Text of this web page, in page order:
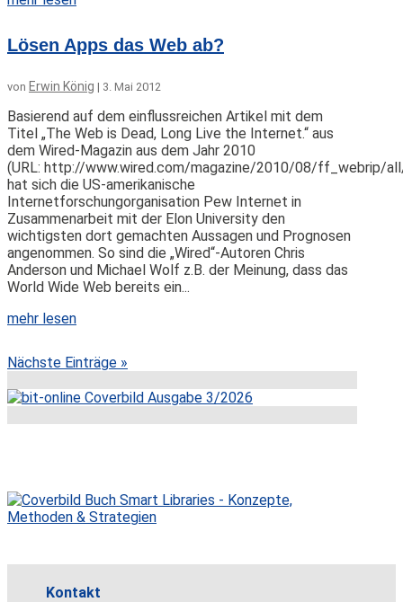
Lösen Apps das Web ab?
von Erwin König | 3. Mai 2012
Basierend auf dem einflussreichen Artikel mit dem
Titel „The Web is Dead, Long Live the Internet.“ aus
dem Wired-Magazin aus dem Jahr 2010
(URL: http://www.wired.com/magazine/2010/08/ff_webrip/
hat sich die US-amerikanische
Internetforschungorganisation Pew Internet in
Zusammenarbeit mit der Elon University den
wichtigsten dort gemachten Aussagen und Prognosen
angenommen. So sind die „Wired“-Autoren Chris
Anderson und Michael Wolf z.B. der Meinung, dass das
World Wide Web bereits ein...
mehr lesen
Nächste Einträge »
Kontakt